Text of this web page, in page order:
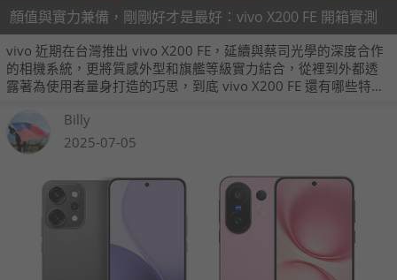
顏值與實力兼備，剛剛好才是最好：vivo X200 FE 開箱實測
vivo 近期在台灣推出 vivo X200 FE，延續與蔡司光學的深度合作
的相機系統，更將質感外型和旗艦等級實力結合，從裡到外都透
露著為使用者量身打造的巧思，到底 vivo X200 FE 還有哪些特色
Billy
2025-07-05